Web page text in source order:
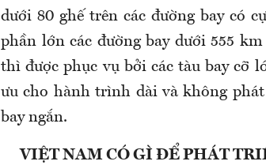
dưới 80 ghế trên các đường bay có
phần lớn các đường bay dưới 555
thì được phục vụ bởi các tàu bay cỡ
ưu cho hành trình dài và không
bay ngắn.
VIỆT NAM CÓ GÌ ĐỂ PHÁT